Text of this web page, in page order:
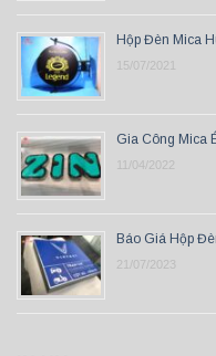
Hộp Đèn Mica
15/07/2021
Gia Công Mica
11/04/2022
Báo Giá Hộp
21/07/2023